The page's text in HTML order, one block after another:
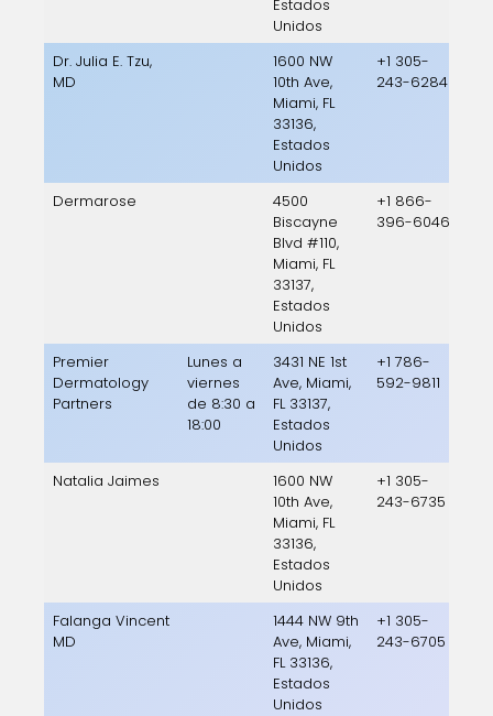
Estados
Unidos
Dr. Julia E. Tzu,
MD
1600 NW
10th Ave,
Miami, FL
33136,
Estados
Unidos
+1 305-
243-6284
Dermarose
4500
Biscayne
Blvd #110,
Miami, FL
33137,
Estados
Unidos
+1 866-
396-6046
Premier
Dermatology
Partners
Lunes a
viernes
de 8:30 a
18:00
3431 NE 1st
Ave, Miami,
FL 33137,
Estados
Unidos
+1 786-
592-9811
Natalia Jaimes
1600 NW
10th Ave,
Miami, FL
33136,
Estados
Unidos
+1 305-
243-6735
Falanga Vincent
MD
1444 NW 9th
Ave, Miami,
FL 33136,
Estados
Unidos
+1 305-
243-6705